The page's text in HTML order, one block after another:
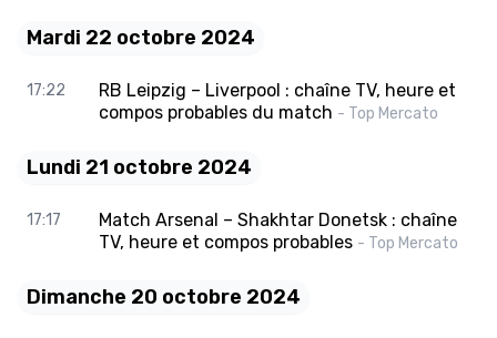
Mardi 22 octobre 2024
17:22
RB Leipzig – Liverpool : chaîne TV, heure et
compos probables du match - Top Mercato
Lundi 21 octobre 2024
17:17
Match Arsenal – Shakhtar Donetsk : chaîne
TV, heure et compos probables - Top Mercato
Dimanche 20 octobre 2024